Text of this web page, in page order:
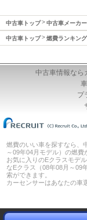
中古車トップ 中古車メーカ
中古車トップ 燃費ランキング
中古車情報なら
プ
燃費のいい車を探すなら、
～09年04月モデル）の燃費
お気に入りのEクラスモデ
なEクラス（08年08月～09
索ができます。
カーセンサーはあなたの車